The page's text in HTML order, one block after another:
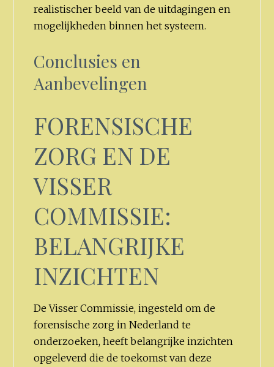
realistischer beeld van de uitdagingen en
mogelijkheden binnen het systeem.
Conclusies en
Aanbevelingen
FORENSISCHE
ZORG EN DE
VISSER
COMMISSIE:
BELANGRIJKE
INZICHTEN
De Visser Commissie, ingesteld om de
forensische zorg in Nederland te
onderzoeken, heeft belangrijke inzichten
opgeleverd die de toekomst van deze